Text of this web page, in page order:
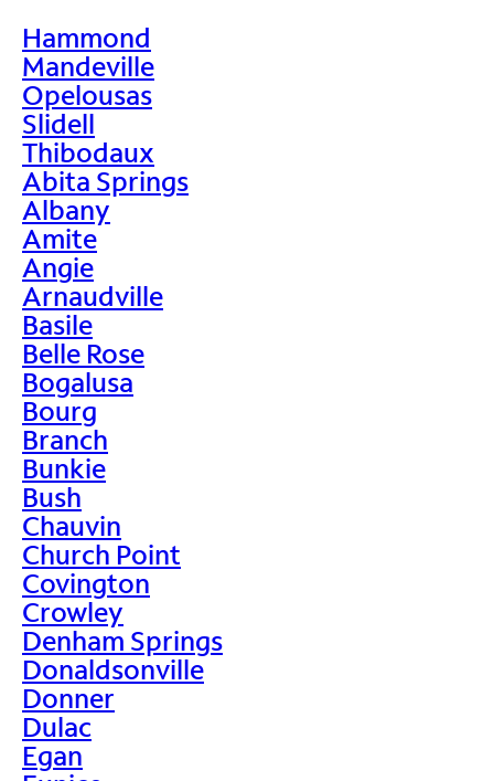
Hammond
Mandeville
Opelousas
Slidell
Thibodaux
Abita Springs
Albany
Amite
Angie
Arnaudville
Basile
Belle Rose
Bogalusa
Bourg
Branch
Bunkie
Bush
Chauvin
Church Point
Covington
Crowley
Denham Springs
Donaldsonville
Donner
Dulac
Egan